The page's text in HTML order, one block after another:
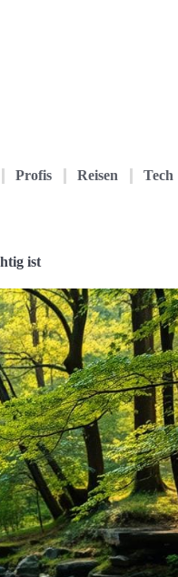
Profis Reisen Tech
ist